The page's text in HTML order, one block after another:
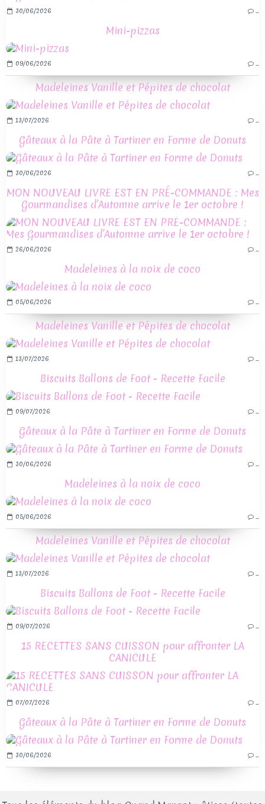
30/06/2026 …
Mini-pizzas
09/06/2026 …
Madeleines Vanille et Pépites de chocolat
13/07/2026 …
Gâteaux à la Pâte à Tartiner en Forme de Donuts
30/06/2026 …
MON NOUVEAU LIVRE EST EN PRÉ-COMMANDE : Mes
Gourmandises d’Automne arrive le 1er octobre !
26/06/2026 …
Madeleines à la noix de coco
05/06/2026 …
Madeleines Vanille et Pépites de chocolat
13/07/2026 …
Biscuits Ballons de Foot - Recette Facile
09/07/2026 …
Gâteaux à la Pâte à Tartiner en Forme de Donuts
30/06/2026 …
Madeleines à la noix de coco
05/06/2026 …
Madeleines Vanille et Pépites de chocolat
13/07/2026 …
Biscuits Ballons de Foot - Recette Facile
09/07/2026 …
15 RECETTES SANS CUISSON pour affronter LA
CANICULE
07/07/2026 …
Gâteaux à la Pâte à Tartiner en Forme de Donuts
30/06/2026 …